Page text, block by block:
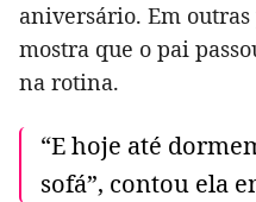
aniversário. Em
mostra que o pai
na rotina.
“E hoje até
sofá”, contou ela